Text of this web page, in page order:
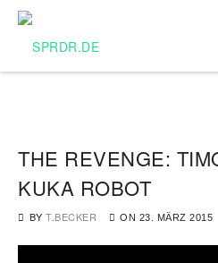
THE REVENGE:
KUKA ROBOT
BY T.BECKER ON 23. MÄRZ 2015